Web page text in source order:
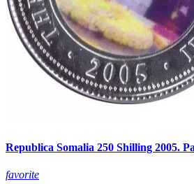
Republica Somalia 250 Shilling 2005.
favorite